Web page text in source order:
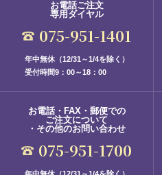
お電話ご注文
専用ダイヤル
075-951-1401
年中無休（12/31～1/4を除く）
受付時間9：00～18：00
お電話・FAX・郵便での
ご注文について
・その他のお問い合わせ
075-951-1700